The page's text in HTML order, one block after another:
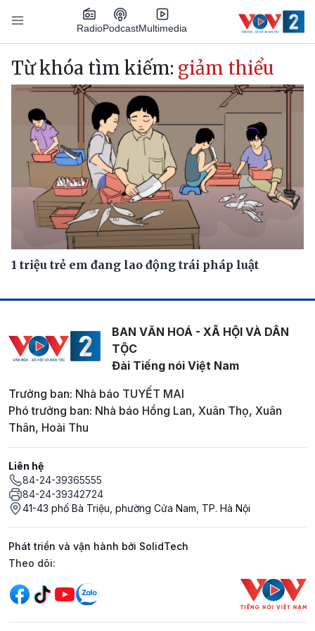
Nhảy đến nội dung
RadioPodcastMultimedia
Main navigation
Từ khóa tìm kiếm: giảm thiểu
1 triệu trẻ em đang lao động trái pháp luật
BAN VĂN HOÁ - XÃ HỘI VÀ DÂN
TỘC
Đài Tiếng nói Việt Nam
Trưởng ban: Nhà báo TUYẾT MAI
Phó trưởng ban: Nhà báo Hồng Lan, Xuân Thọ, Xuân
Thân, Hoài Thu
Liên hệ
84-24-39365555
84-24-39342724
41-43 phố Bà Triệu, phường Cửa Nam, TP. Hà Nội
Phát triển và vận hành bởi SolidTech
Mạng xã hội
Theo dõi: